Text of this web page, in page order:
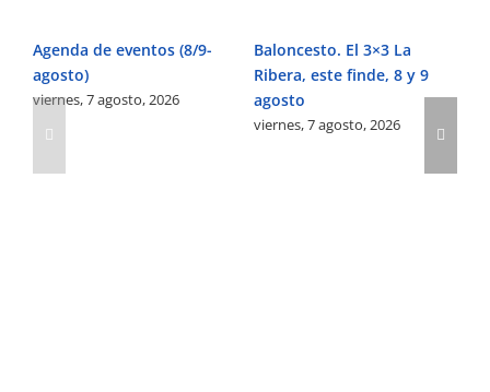
Agenda de eventos (8/9-
agosto)
viernes, 7 agosto, 2026
Baloncesto. El 3×3 La
Ribera, este finde, 8 y 9
agosto
viernes, 7 agosto, 2026